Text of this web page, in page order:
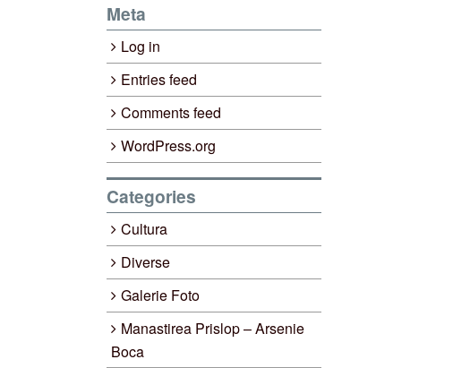
Meta
Log in
Entries feed
Comments feed
WordPress.org
Categories
Cultura
Diverse
Galerie Foto
Manastirea Prislop – Arsenie
Boca